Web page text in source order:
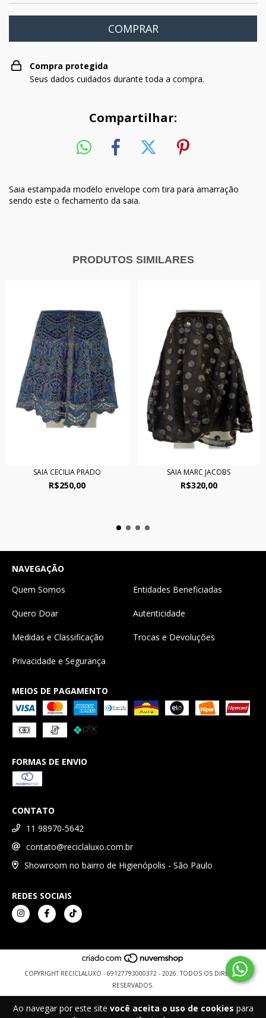
Ao navegar por este site você aceita o uso de cookies para
Compra protegida
Seus dados cuidados durante toda a compra.
Compartilhar:
Saia estampada modelo envelope com tira para amarração
sendo este o fechamento da saia.
PRODUTOS SIMILARES
SAIA CECILIA PRADO
R$250,00
SAIA MARC JACOBS
R$320,00
NAVEGAÇÃO
Quem Somos
Entidades Beneficiadas
Quero Doar Autenticidade
Medidas e Classificação Trocas e Devoluções
Privacidade e Segurança
MEIOS DE PAGAMENTO
FORMAS DE ENVIO
CONTATO
11 98970-5642
contato@reciclaluxo.com.br
Showroom no bairro de Higienópolis - São Paulo
REDES SOCIAIS
COPYRIGHT RECICLALUXO - 69127793000372 - 2026. TODOS OS DIREITOS
RESERVADOS.